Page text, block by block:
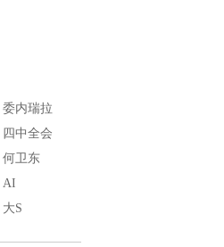
委内瑞拉
四中全会
何卫东
AI
大S